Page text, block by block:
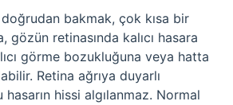
bakmak, çok kısa bir
gözün retinasında kalıcı hasara
görme bozukluğuna veya hatta
Retina ağrıya duyarlı
hasarın hissi algılanmaz. Normal